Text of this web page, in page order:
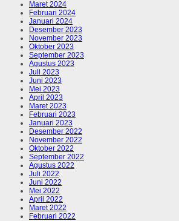
Maret 2024
Februari 2024
Januari 2024
Desember 2023
November 2023
Oktober 2023
September 2023
Agustus 2023
Juli 2023
Juni 2023
Mei 2023
April 2023
Maret 2023
Februari 2023
Januari 2023
Desember 2022
November 2022
Oktober 2022
September 2022
Agustus 2022
Juli 2022
Juni 2022
Mei 2022
April 2022
Maret 2022
Februari 2022